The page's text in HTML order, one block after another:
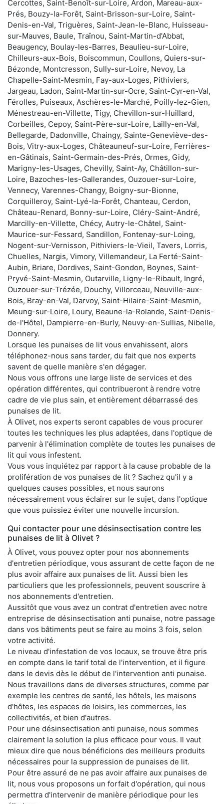
Cercottes, Saint-Benoît-sur-Loire, Ardon, Mareau-aux-
Prés, Bouzy-la-Forêt, Saint-Brisson-sur-Loire, Saint-
Denis-en-Val, Triguères, Saint-Jean-le-Blanc, Huisseau-
sur-Mauves, Baule, Traînou, Saint-Martin-d'Abbat,
Beaugency, Boulay-les-Barres, Beaulieu-sur-Loire,
Chilleurs-aux-Bois, Boiscommun, Coullons, Quiers-sur-
Bézonde, Montcresson, Sully-sur-Loire, Nevoy, La
Chapelle-Saint-Mesmin, Fay-aux-Loges, Pithiviers,
Jargeau, Ladon, Saint-Martin-sur-Ocre, Saint-Cyr-en-Val,
Férolles, Puiseaux, Aschères-le-Marché, Poilly-lez-Gien,
Ménestreau-en-Villette, Tigy, Chevillon-sur-Huillard,
Corbeilles, Cepoy, Saint-Père-sur-Loire, Lailly-en-Val,
Bellegarde, Dadonville, Chaingy, Sainte-Geneviève-des-
Bois, Vitry-aux-Loges, Châteauneuf-sur-Loire, Ferrières-
en-Gâtinais, Saint-Germain-des-Prés, Ormes, Gidy,
Marigny-les-Usages, Chevilly, Saint-Ay, Châtillon-sur-
Loire, Bazoches-les-Gallerandes, Ouzouer-sur-Loire,
Vennecy, Varennes-Changy, Boigny-sur-Bionne,
Corquilleroy, Saint-Lyé-la-Forêt, Chanteau, Cerdon,
Château-Renard, Bonny-sur-Loire, Cléry-Saint-André,
Marcilly-en-Villette, Chécy, Autry-le-Châtel, Saint-
Maurice-sur-Fessard, Sandillon, Fontenay-sur-Loing,
Nogent-sur-Vernisson, Pithiviers-le-Vieil, Tavers, Lorris,
Chuelles, Nargis, Vimory, Villemandeur, La Ferté-Saint-
Aubin, Briare, Dordives, Saint-Gondon, Boynes, Saint-
Pryvé-Saint-Mesmin, Outarville, Ligny-le-Ribault, Ingré,
Ouzouer-sur-Trézée, Douchy, Villorceau, Neuville-aux-
Bois, Bray-en-Val, Darvoy, Saint-Hilaire-Saint-Mesmin,
Meung-sur-Loire, Loury, Beaune-la-Rolande, Saint-Denis-
de-l'Hôtel, Dampierre-en-Burly, Neuvy-en-Sullias, Nibelle,
Donnery.
Lorsque les punaises de lit vous envahissent, alors
téléphonez-nous sans tarder, du fait que nos experts
savent de quelle manière s'en dégager.
Nous vous offrons une large liste de services et des
opération différentes, qui contribueront à rendre votre
cadre de vie plus sain, et entièrement débarrassé des
punaises de lit.
À Olivet, nos experts seront capables de vous procurer
toutes les techniques les plus adaptées, dans l'optique de
parvenir à l'élimination complète de toutes les punaises de
lit qui vous infestent.
Vous vous inquiétez par rapport à la cause probable de la
prolifération de vos punaises de lit ? Sachez qu'il y a
quelques causes possibles, et nous saurons
nécessairement vous éclairer sur le sujet, dans l'optique
que vous puissiez éviter une nouvelle incursion.
Qui contacter pour une désinsectisation contre les
punaises de lit à Olivet ?
À Olivet, vous pouvez opter pour nos abonnements
d'entretien périodique, vous assurant de cette façon de ne
plus avoir affaire aux punaises de lit. Aussi bien les
particuliers que les professionnels, peuvent souscrire à
nos abonnements d'entretien.
Aussitôt que vous avez un contrat d'entretien avec notre
entreprise de désinsectisation anti punaise, notre passage
dans vos bâtiments peut se faire au moins 3 fois, selon
votre activité.
Le niveau d'infestation de vos locaux, se trouve être pris
en compte dans le tarif total de l'intervention, et il figure
dans le devis dès le début de l'intervention anti punaise.
Nous travaillons dans de diverses structures, comme par
exemple les centres de santé, les hôtels, les maisons
d'hôtes, les espaces de loisirs, les commerces, les
collectivités, et bien d'autres.
Pour une désinsectisation anti punaise, nous sommes
clairement la solution la plus efficace pour vous. Il vaut
mieux dire que nous bénéficions des meilleurs produits
nécessaires pour la suppression de punaises de lit.
Pour être assuré de ne pas avoir affaire aux punaises de
lit, nous vous proposons un forfait d'opération, qui nous
permettra d'intervenir de manière périodique pour les